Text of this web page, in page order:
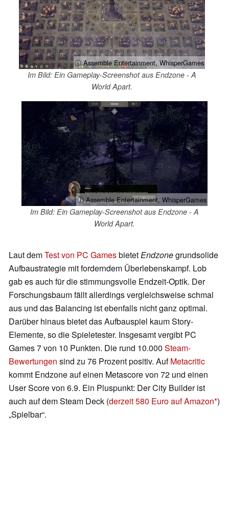
ⓘ Assemble Entertainment, WhisperGames
Im Bild: Ein Gameplay-Screenshot aus Endzone - A
World Apart.
ⓘ Assemble Entertainment, WhisperGames
Im Bild: Ein Gameplay-Screenshot aus Endzone - A
World Apart.
Laut demTest von PC GamesbietetEndzonegrundsolide
Aufbaustrategie mit forderndem Überlebenskampf. Lob
gab es auch für die stimmungsvolle Endzeit-Optik. Der
Forschungsbaum fällt allerdings vergleichsweise schmal
aus und das Balancing ist ebenfalls nicht ganz optimal.
Darüber hinaus bietet das Aufbauspiel kaum Story-
Elemente, so die Spieletester. Insgesamt vergibt PC
Games 7 von 10 Punkten. Die rund 10.000 Steam-
Bewertungen sind zu 76 Prozent positiv. AufMetacritic
kommt Endzone auf einen Metascore von 72 und einen
User Score von 6.9. Ein Pluspunkt: Der City Builder ist
auch auf dem Steam Deck (derzeit 580 Euro auf Amazon )
„Spielbar“.